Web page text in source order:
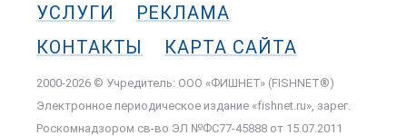
УСЛУГИ
РЕКЛАМА
КОНТАКТЫ
КАРТА САЙТА
2000-2026 © Учредитель: ООО «ФИШНЕТ» (FISHNET®)
Электронное периодическое издание «fishnet.ru», зарег.
Роскомнадзором cв-во ЭЛ №ФС77-45888 от 15.07.2011